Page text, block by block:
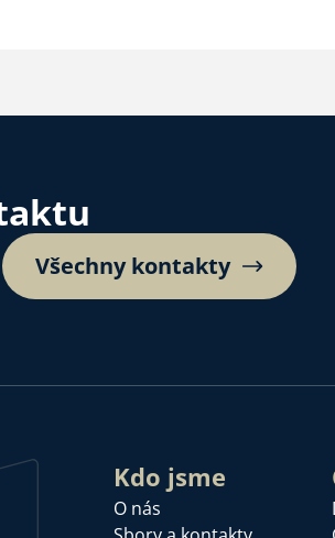
Všechny kontakty
Kdo jsme
O nás